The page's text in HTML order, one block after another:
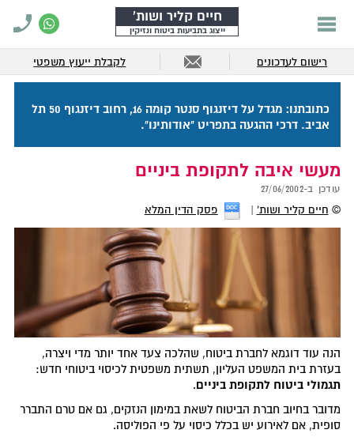
חיים קליר ושות'
ייצוג בתביעות ביטוח ונזיקין
רישום לעדכונים לקבלת ייעוץ משפטי
כתובתנו: מגדל על דיזנגוף סנטר קומה 16, רחוב דיזנגוף 50 תל
אביב. דרכי ההגעה בתפריט "אודותינו".
מעשי איבה לתקופת ביניים
עודכן ב-27/06/2002
© חיים קליר ושות' פסק הדין המלא
הנה עוד דוגמא לחברת ביטוח, שהלכה צעד אחד יותר מדי ויצרה,
בעזרת בית המשפט העליון, תשתית משפטית לכיסוי ביטוחי חדש:
תגמולי ביטוח לתקופת ביניים.
מדובר בחיוב חברת הביטוח לשאת במימון הנזקים, גם אם טרם התברר
סופית, אם לאירוע יש בכלל כיסוי על פי הפוליסה.